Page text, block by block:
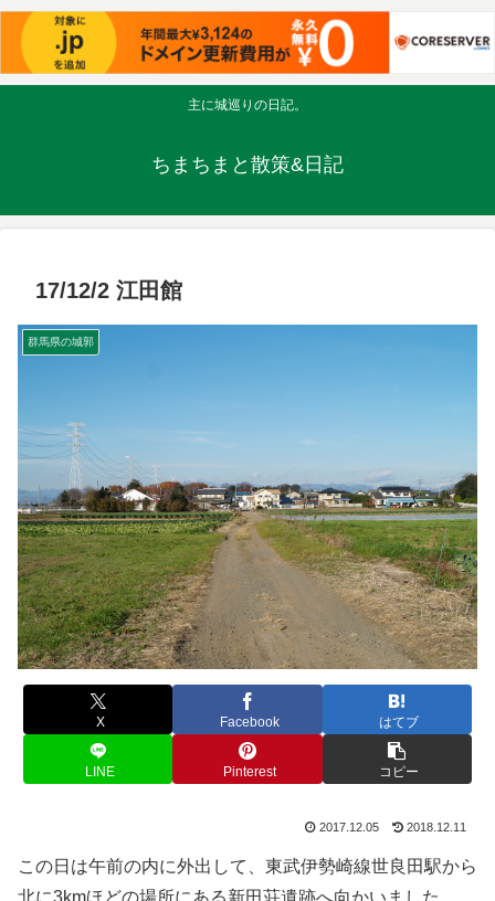
主に城巡りの日記。
ちまちまと散策&日記
17/12/2 江田館
群馬県の城郭
X Facebook はてブ
LINE Pinterest コピー
2017.12.05 2018.12.11
この日は午前の内に外出して、東武伊勢崎線世良田駅から